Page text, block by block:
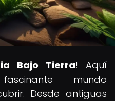
Bajo Tierra! Aquí
mundo
Desde antiguas